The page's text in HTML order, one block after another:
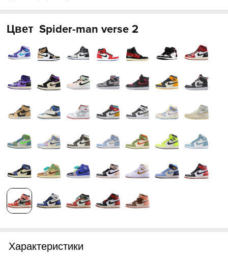
Цвет Spider-man verse 2
Характеристики